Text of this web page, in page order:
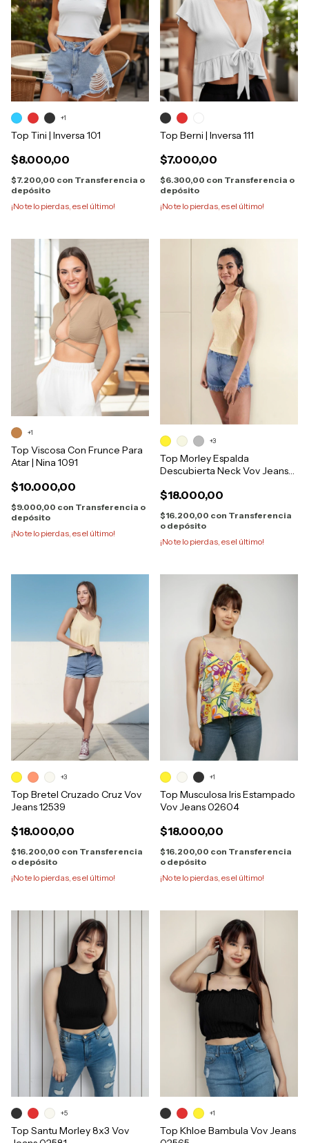
Top Tini | Inversa 101
$8.000,00
$7.200,00 con Transferencia o
depósito
¡No te lo pierdas, es el último!
+1
Top Berni | Inversa 111
$7.000,00
$6.300,00 con Transferencia o
depósito
¡No te lo pierdas, es el último!
Top Viscosa Con Frunce Para
Atar | Nina 1091
$10.000,00
$9.000,00 con Transferencia o
depósito
¡No te lo pierdas, es el último!
+1
Top Morley Espalda
Descubierta Neck Vov Jeans
$18.000,00
$16.200,00 con Transferencia
o depósito
¡No te lo pierdas, es el último!
+3
Top Bretel Cruzado Cruz Vov
Jeans 12539
$18.000,00
$16.200,00 con Transferencia
o depósito
¡No te lo pierdas, es el último!
+3
Top Musculosa Iris Estampado
Vov Jeans 02604
$18.000,00
$16.200,00 con Transferencia
o depósito
¡No te lo pierdas, es el último!
+1
Top Santu Morley 8x3 Vov
+5
Top Khloe Bambula Vov Jeans
+1